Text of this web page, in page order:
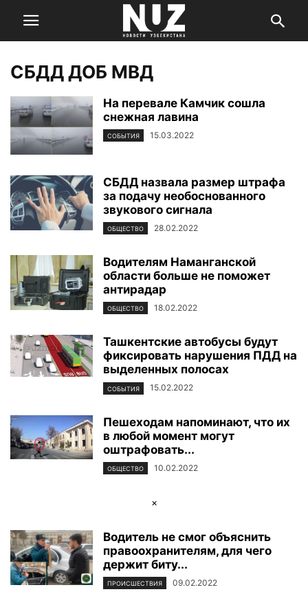
СБДД ДОБ МВД
На перевале Камчик сошла
снежная лавина
СОБЫТИЯ 15.03.2022
СБДД назвала размер штрафа
за подачу необоснованного
звукового сигнала
ОБЩЕСТВО 28.02.2022
Водителям Наманганской
области больше не поможет
антирадар
ОБЩЕСТВО 18.02.2022
Ташкентские автобусы будут
фиксировать нарушения ПДД на
выделенных полосах
СОБЫТИЯ 15.02.2022
Пешеходам напоминают, что их
в любой момент могут
оштрафовать...
ОБЩЕСТВО 10.02.2022
×
Водитель не смог объяснить
правоохранителям, для чего
держит биту...
ПРОИСШЕСТВИЯ 09.02.2022